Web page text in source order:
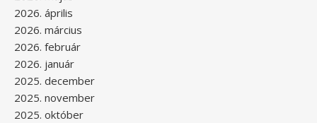
2026. április
2026. március
2026. február
2026. január
2025. december
2025. november
2025. október